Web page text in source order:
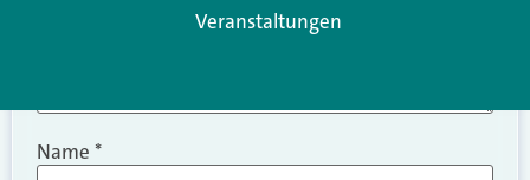
Name *
Veranstaltungen